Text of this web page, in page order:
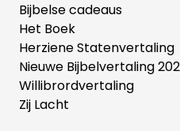
Bijbelse cadeaus
Het Boek
Herziene Statenvertaling
Nieuwe Bijbelvertaling
Willibrordvertaling
Zij Lacht